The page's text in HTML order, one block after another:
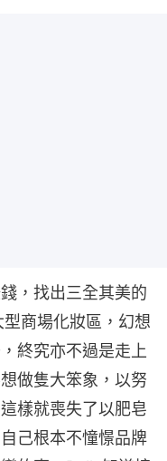
，找出三全其美的
商場化妝區，幻想
終究亦不過是走上
做隻大笨象，以努
樣就喪失了以肥皂
己根本不憧憬品牌